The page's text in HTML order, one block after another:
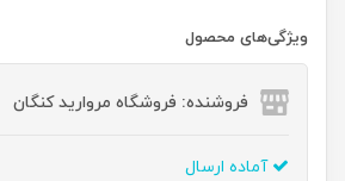
ویژگی‌های محصول
فروشنده: فروشگاه مروارید کنگان
آماده ارسال